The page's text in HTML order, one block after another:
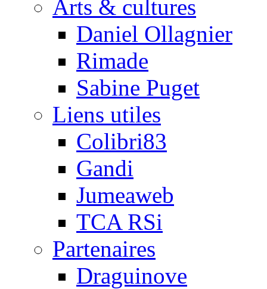
Arts & cultures
Daniel Ollagnier
Rimade
Sabine Puget
Liens utiles
Colibri83
Gandi
Jumeaweb
TCA RSi
Partenaires
Draguinove